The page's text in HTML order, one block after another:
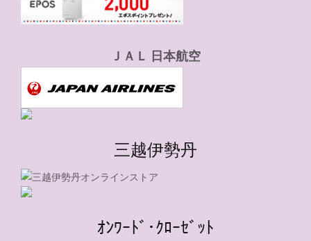
ＪＡＬ 日本航空
三越伊勢丹
ｵﾝﾜｰﾄﾞ･ｸﾛｰｾﾞｯﾄ